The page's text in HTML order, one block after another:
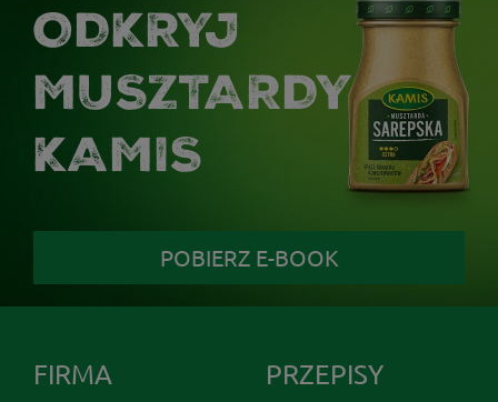
ODKRYJ
MUSZTARDY
KAMIS
POBIERZ E-BOOK
FIRMA PRZEPISY